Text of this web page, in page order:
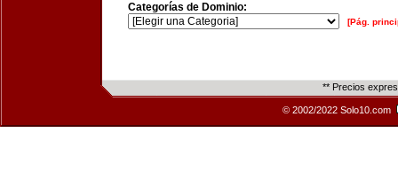
Categorías de Dominio:
[Pág.
** Precios
© 2002/2022 Solo10.com